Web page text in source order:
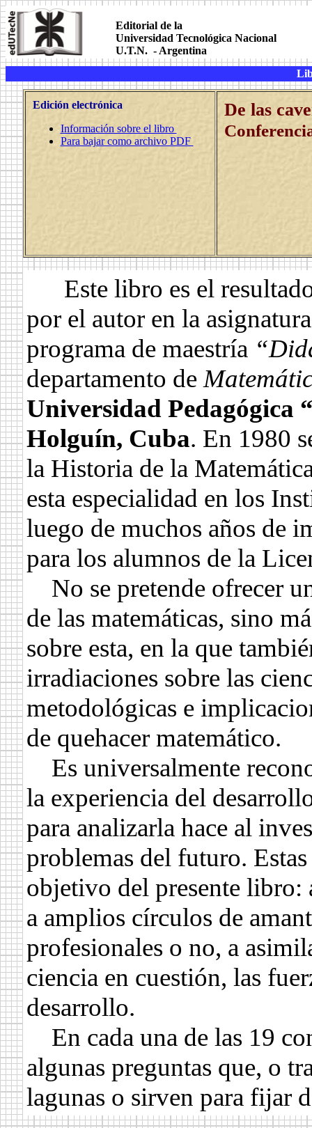
Editorial de la
Universidad Tecnológica Nacional
U.T.N. - Argentina
.
.
Edición electrónica
Información sobre el libro
Para bajar como archivo PDF
De las
.
Este libro es el
por el autor en la
programa de maestría
departamento de
Universidad Pedagógica
Holguín, Cuba. En 1980
la Historia de la
esta especialidad en los
luego de muchos años de
para los alumnos de la
No se pretende ofrecer
de las matemáticas, sino
sobre esta, en la que
irradiaciones sobre las
metodológicas e
de quehacer matemático.
Es universalmente
la experiencia del
para analizarla hace al
problemas del futuro.
objetivo del presente libro:
a amplios círculos de
profesionales o no, a
ciencia en cuestión, las
desarrollo.
En cada una de las 19
algunas preguntas que, o
lagunas o sirven para fijar
.